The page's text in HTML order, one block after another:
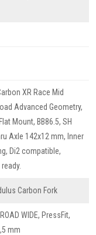
XR Race Mid
Advanced Geometry,
Mount, BB86.5, SH
Axle 142x12 mm, Inner
Di2 compatible,
Carbon Fork
WIDE, PressFit,
mm